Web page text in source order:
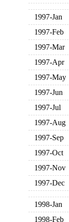
1997-Jan
1997-Feb
1997-Mar
1997-Apr
1997-May
1997-Jun
1997-Jul
1997-Aug
1997-Sep
1997-Oct
1997-Nov
1997-Dec
1998-Jan
1998-Feb